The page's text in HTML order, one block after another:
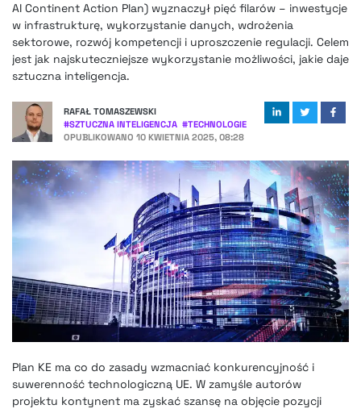
AI Continent Action Plan) wyznaczył pięć filarów – inwestycje
w infrastrukturę, wykorzystanie danych, wdrożenia
sektorowe, rozwój kompetencji i uproszczenie regulacji. Celem
jest jak najskuteczniejsze wykorzystanie możliwości, jakie daje
sztuczna inteligencja.
RAFAŁ TOMASZEWSKI
#SZTUCZNA INTELIGENCJA #TECHNOLOGIE
OPUBLIKOWANO 10 KWIETNIA 2025, 08:28
Plan KE ma co do zasady wzmacniać konkurencyjność i
suwerenność technologiczną UE. W zamyśle autorów
projektu kontynent ma zyskać szansę na objęcie pozycji